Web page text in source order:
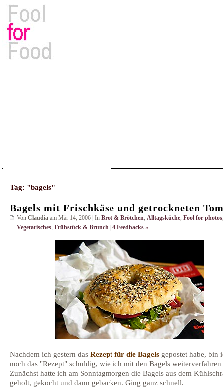
Tag: "bagels"
Bagels mit Frischkäse und getrockneten
Von Claudia am Mär 14, 2006 | In Brot & Brötchen, Alltagsküche, Fool for photos,
Vegetarisches, Frühstück & Brunch 4 Feedbacks »
Nachdem ich gestern das Rezept für die Bagels gepostet habe, bin
noch das "Rezept" schuldig, wie ich mit den Bagels
Zunächst hatte ich am Sonntagmorgen die Bagels aus dem
geholt, gekocht und dann gebacken. Ging ganz schnell.